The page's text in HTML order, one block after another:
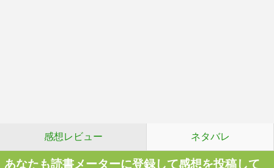
感想レビュー ネタバレ
あなたも読書メーターに登録して感想を投稿して